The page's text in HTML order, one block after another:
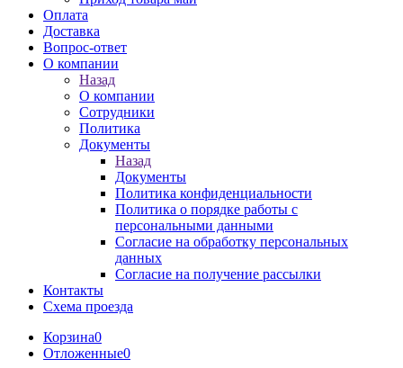
Оплата
Доставка
Вопрос-ответ
О компании
Назад
О компании
Сотрудники
Политика
Документы
Назад
Документы
Политика конфиденциальности
Политика о порядке работы с
персональными данными
Согласие на обработку персональных
данных
Согласие на получение рассылки
Контакты
Схема проезда
Корзина0
Отложенные0